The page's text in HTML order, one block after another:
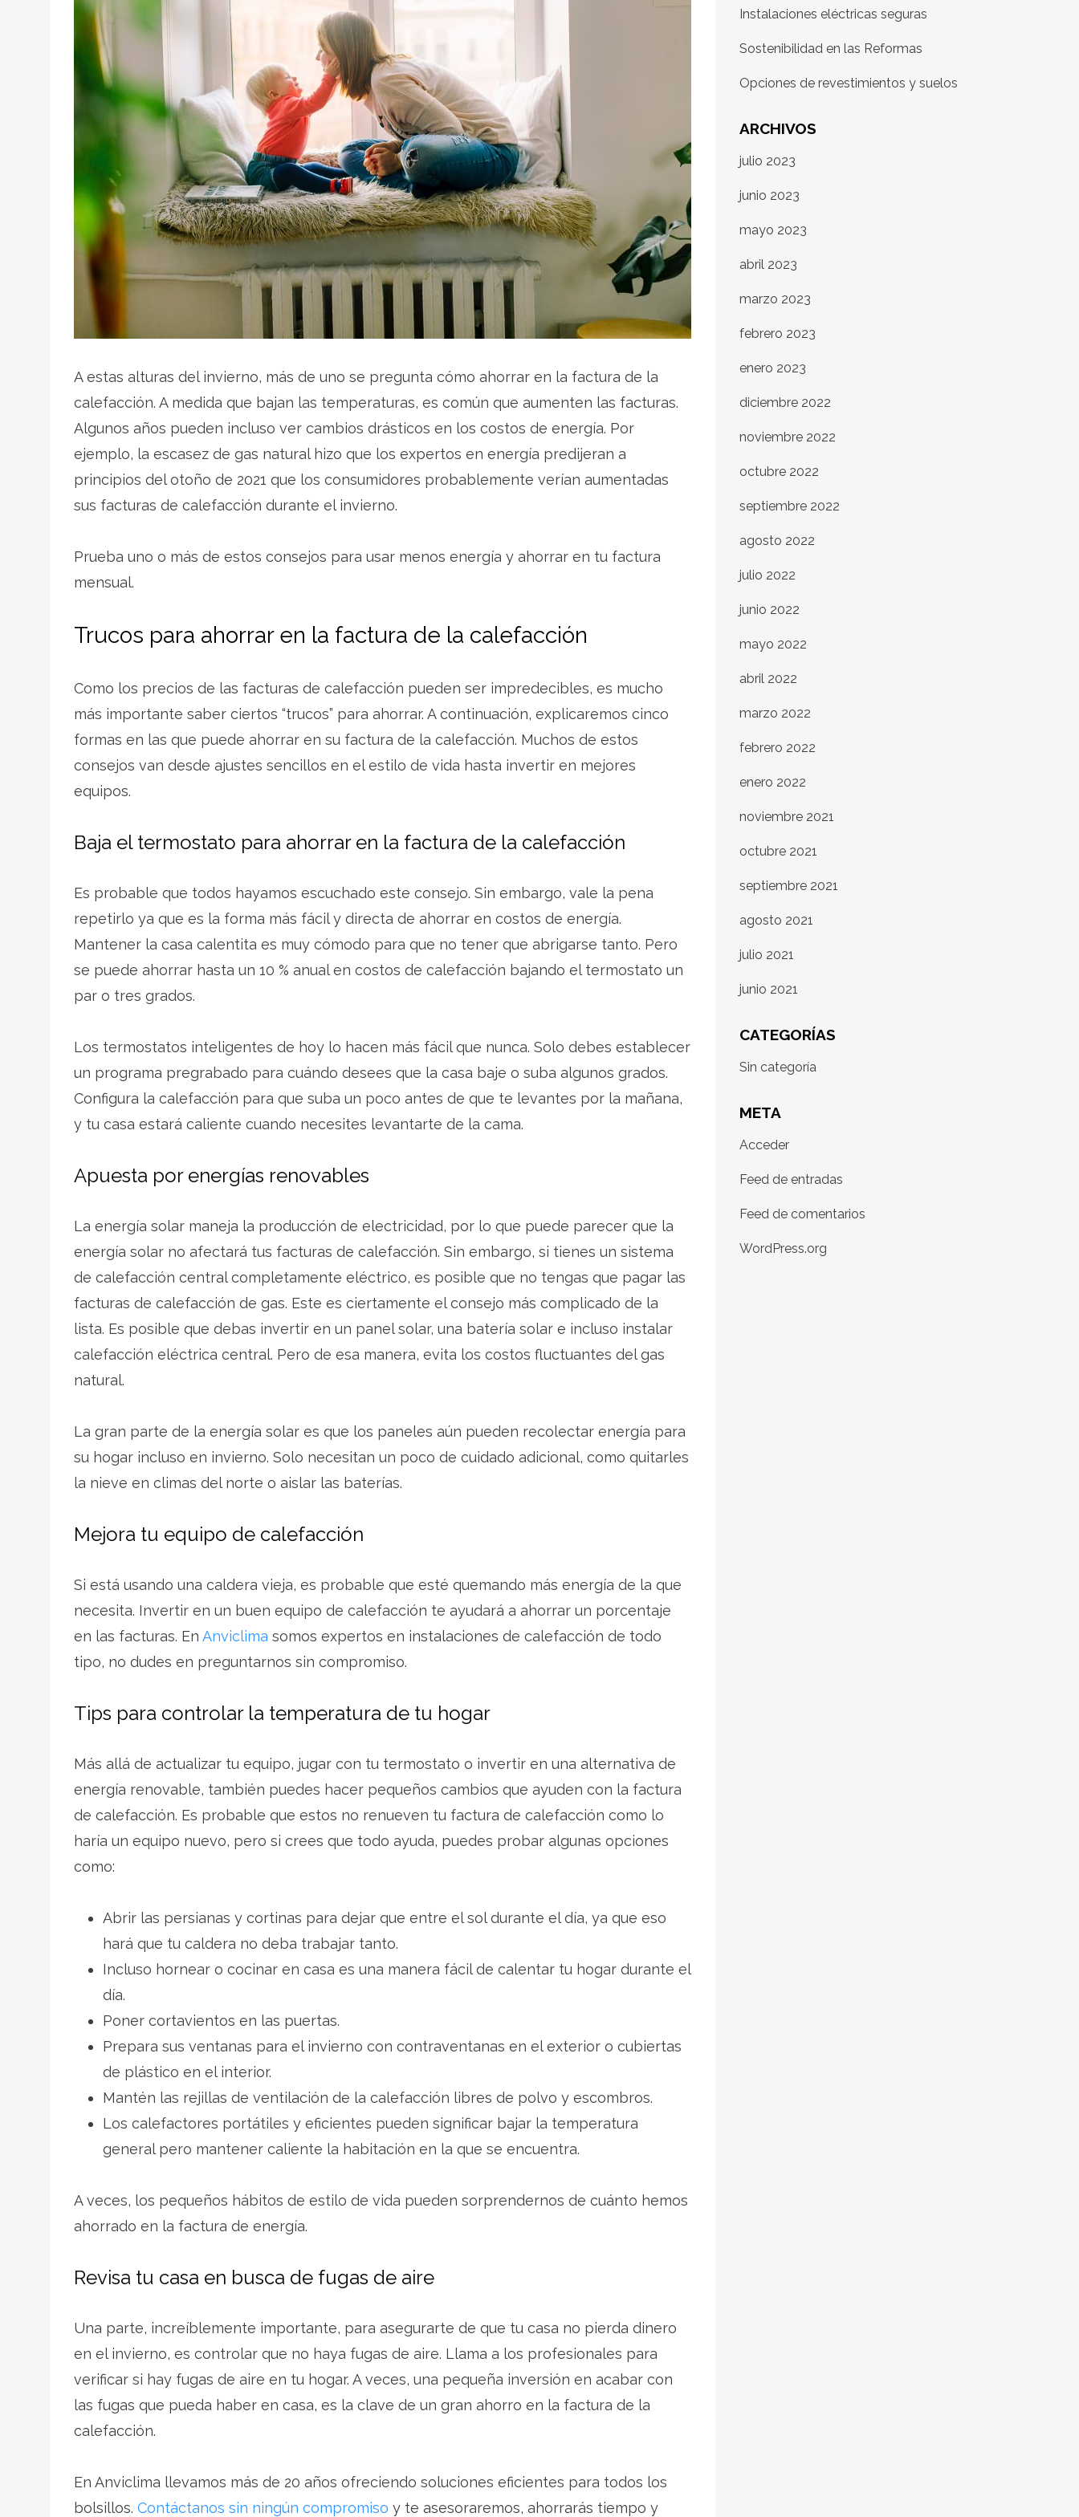
A estas alturas del invierno, más de uno se pregunta cómo ahorrar en la factura de la
calefacción. A medida que bajan las temperaturas, es común que aumenten las facturas.
Algunos años pueden incluso ver cambios drásticos en los costos de energía. Por
ejemplo, la escasez de gas natural hizo que los expertos en energía predijeran a
principios del otoño de 2021 que los consumidores probablemente verían aumentadas
sus facturas de calefacción durante el invierno.
Prueba uno o más de estos consejos para usar menos energía y ahorrar en tu factura
mensual.
Trucos para ahorrar en la factura de la calefacción
Como los precios de las facturas de calefacción pueden ser impredecibles, es mucho
más importante saber ciertos “trucos” para ahorrar. A continuación, explicaremos cinco
formas en las que puede ahorrar en su factura de la calefacción. Muchos de estos
consejos van desde ajustes sencillos en el estilo de vida hasta invertir en mejores
equipos.
Baja el termostato para ahorrar en la factura de la calefacción
Es probable que todos hayamos escuchado este consejo. Sin embargo, vale la pena
repetirlo ya que es la forma más fácil y directa de ahorrar en costos de energía.
Mantener la casa calentita es muy cómodo para que no tener que abrigarse tanto. Pero
se puede ahorrar hasta un 10 % anual en costos de calefacción bajando el termostato un
par o tres grados.
Los termostatos inteligentes de hoy lo hacen más fácil que nunca. Solo debes establecer
un programa pregrabado para cuándo desees que la casa baje o suba algunos grados.
Configura la calefacción para que suba un poco antes de que te levantes por la mañana,
y tu casa estará caliente cuando necesites levantarte de la cama.
Apuesta por energías renovables
La energía solar maneja la producción de electricidad, por lo que puede parecer que la
energía solar no afectará tus facturas de calefacción. Sin embargo, si tienes un sistema
de calefacción central completamente eléctrico, es posible que no tengas que pagar las
facturas de calefacción de gas. Este es ciertamente el consejo más complicado de la
lista. Es posible que debas invertir en un panel solar, una batería solar e incluso instalar
calefacción eléctrica central. Pero de esa manera, evita los costos fluctuantes del gas
natural.
La gran parte de la energía solar es que los paneles aún pueden recolectar energía para
su hogar incluso en invierno. Solo necesitan un poco de cuidado adicional, como quitarles
la nieve en climas del norte o aislar las baterías.
Mejora tu equipo de calefacción
Si está usando una caldera vieja, es probable que esté quemando más energía de la que
necesita. Invertir en un buen equipo de calefacción te ayudará a ahorrar un porcentaje
en las facturas. En Anviclima somos expertos en instalaciones de calefacción de todo
tipo, no dudes en preguntarnos sin compromiso.
Tips para controlar la temperatura de tu hogar
Más allá de actualizar tu equipo, jugar con tu termostato o invertir en una alternativa de
energía renovable, también puedes hacer pequeños cambios que ayuden con la factura
de calefacción. Es probable que estos no renueven tu factura de calefacción como lo
haría un equipo nuevo, pero si crees que todo ayuda, puedes probar algunas opciones
como:
Abrir las persianas y cortinas para dejar que entre el sol durante el día, ya que eso
hará que tu caldera no deba trabajar tanto.
Incluso hornear o cocinar en casa es una manera fácil de calentar tu hogar durante el
día.
Poner cortavientos en las puertas.
Prepara sus ventanas para el invierno con contraventanas en el exterior o cubiertas
de plástico en el interior.
Mantén las rejillas de ventilación de la calefacción libres de polvo y escombros.
Los calefactores portátiles y eficientes pueden significar bajar la temperatura
general pero mantener caliente la habitación en la que se encuentra.
A veces, los pequeños hábitos de estilo de vida pueden sorprendernos de cuánto hemos
ahorrado en la factura de energía.
Revisa tu casa en busca de fugas de aire
Una parte, increíblemente importante, para asegurarte de que tu casa no pierda dinero
en el invierno, es controlar que no haya fugas de aire. Llama a los profesionales para
verificar si hay fugas de aire en tu hogar. A veces, una pequeña inversión en acabar con
las fugas que pueda haber en casa, es la clave de un gran ahorro en la factura de la
calefacción.
En Anviclima llevamos más de 20 años ofreciendo soluciones eficientes para todos los
bolsillos. Contáctanos sin ningún compromiso y te asesoraremos, ahorrarás tiempo y
Instalaciones eléctricas seguras
Sostenibilidad en las Reformas
Opciones de revestimientos y suelos
ARCHIVOS
julio 2023
junio 2023
mayo 2023
abril 2023
marzo 2023
febrero 2023
enero 2023
diciembre 2022
noviembre 2022
octubre 2022
septiembre 2022
agosto 2022
julio 2022
junio 2022
mayo 2022
abril 2022
marzo 2022
febrero 2022
enero 2022
noviembre 2021
octubre 2021
septiembre 2021
agosto 2021
julio 2021
junio 2021
CATEGORÍAS
Sin categoría
META
Acceder
Feed de entradas
Feed de comentarios
WordPress.org